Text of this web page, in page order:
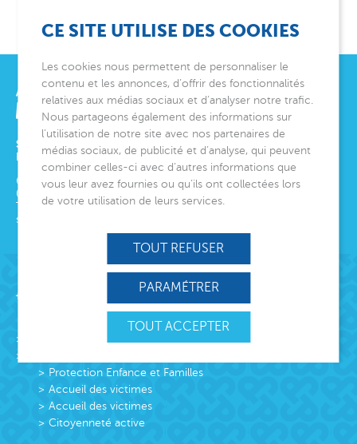
SIÈGE SOCIAL
ET DIRECTION GÉNÉRALE
6 avenue Édith Cavell
06000
Tél.
04 92 00 24 50
siege@montjoye.org
Acteur de lien social
Protection Enfance et Familles
Accueil des victimes
Accueil des victimes
Citoyenneté active
CE SITE UTILISE DES COOKIES
Les cookies nous permettent de personnaliser le
contenu et les annonces, d’offrir des fonctionnalités
relatives aux médias sociaux et d’analyser notre trafic.
Nous partageons également des informations sur
l’utilisation de notre site avec nos partenaires de
médias sociaux, de publicité et d’analyse, qui peuvent
combiner celles-ci avec d’autres informations que
vous leur avez fournies ou qu’ils ont collectées lors
de votre utilisation de leurs services.
TOUT ACCEPTER
TOUT REFUSER
PARAMÉTRER